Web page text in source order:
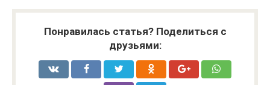
Понравилась статья? Поделиться с
друзьями: